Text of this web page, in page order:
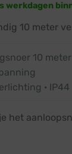
werkdagen
10 meter
10 meter
· IP44
het